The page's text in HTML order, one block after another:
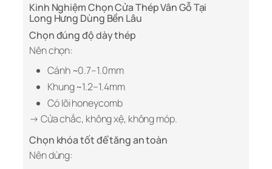
Kinh Nghiệm Chọn Cửa Thép Vân Gỗ Tại
Long Hưng Dùng Bền Lâu
Chọn đúng độ dày thép
Nên chọn:
Cánh ~0.7–1.0mm
Khung ~1.2–1.4mm
Có lõi honeycomb
→ Cửa chắc, không xệ, không móp.
Chọn khóa tốt để tăng an toàn
Nên dùng: